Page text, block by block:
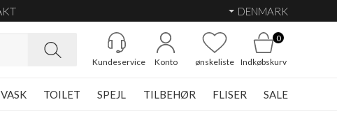
DENMARK
Kundeservice Konto ønskeliste
0
Indkøbskurv
VASK TOILET SPEJL TILBEHØR FLISER SALE